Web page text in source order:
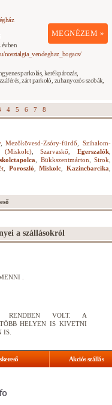
MEGNÉZEM »
évben
nosztalgia_vendeghaz_bogacs/
parkolás, kerékpározás,
zárt parkoló, zuhanyozós szobák,
4 5 6 7 8
,Mezőkövesd-Zsóry-fürdő ,Szihalom-
(Miskolc),Szarvaskő ,Egerszalók
Bükkszentmárton Sirok
Poroszló ,Miskolc Kazincbarcika
a szállásokról
.
RENDBEN VOLT. A
HELYEN IS KIVETNI
IS.
Akciós szállás